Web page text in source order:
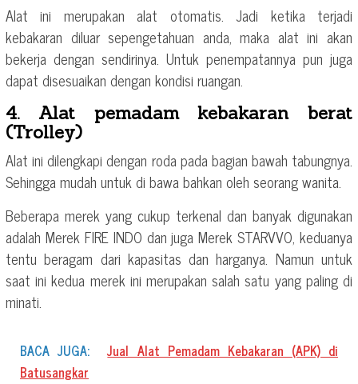
Alat ini merupakan alat otomatis. Jadi ketika terjadi
kebakaran diluar sepengetahuan anda, maka alat ini akan
bekerja dengan sendirinya. Untuk penempatannya pun juga
dapat disesuaikan dengan kondisi ruangan.
4. Alat pemadam kebakaran berat
(Trolley)
Alat ini dilengkapi dengan roda pada bagian bawah tabungnya.
Sehingga mudah untuk di bawa bahkan oleh seorang wanita.
Beberapa merek yang cukup terkenal dan banyak digunakan
adalah Merek FIRE INDO dan juga Merek STARVVO, keduanya
tentu beragam dari kapasitas dan harganya. Namun untuk
saat ini kedua merek ini merupakan salah satu yang paling di
minati.
BACA JUGA:
Jual Alat Pemadam Kebakaran (APK) di
Batusangkar